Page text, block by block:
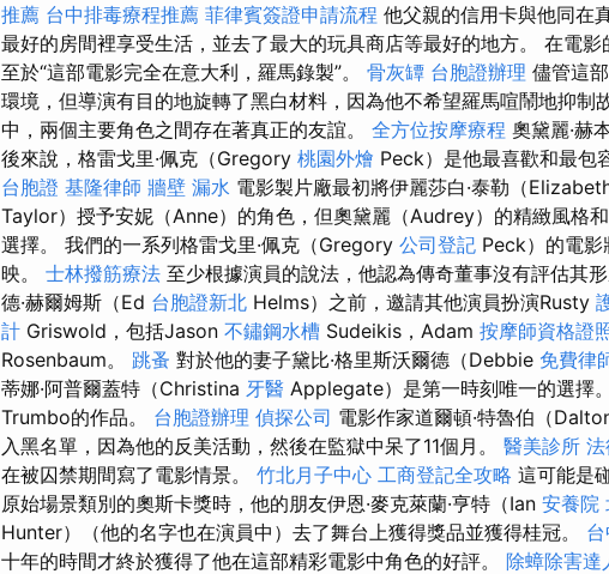
推薦 台中排毒療程推薦 菲律賓簽證申請流程 他父親的信用卡與他同在
最好的房間裡享受生活，並去了最大的玩具商店等最好的地方。 在電
至於“這部電影完全在意大利，羅馬錄製”。 骨灰罈 台胞證辦理 儘管這
環境，但導演有目的地旋轉了黑白材料，因為他不希望羅馬喧鬧地抑制
中，兩個主要角色之間存在著真正的友誼。 全方位按摩療程 奧黛麗·赫
後來說，格雷戈里·佩克（Gregory 桃園外燴 Peck）是他最喜歡和最包
台胞證 基隆律師 牆壁 漏水 電影製片廠最初將伊麗莎白·泰勒（
Taylor）授予安妮（Anne）的角色，但奧黛麗（Audrey）的精緻風格
選擇。 我們的一系列格雷戈里·佩克（Gregory 公司登記 Peck）的電影
映。 士林撥筋療法 至少根據演員的說法，他認為傳奇董事沒有評估其
德·赫爾姆斯（Ed 台胞證新北 Helms）之前，邀請其他演員扮演Rusty
計 Griswold，包括Jason 不鏽鋼水槽 Sudeikis，Adam 按摩師資格證
Rosenbaum。 跳蚤 對於他的妻子黛比·格里斯沃爾德（Debbie 免費律
蒂娜·阿普爾蓋特（Christina 牙醫 Applegate）是第一時刻唯一的選擇
Trumbo的作品。 台胞證辦理 偵探公司 電影作家道爾頓·特魯伯（
入黑名單，因為他的反美活動，然後在監獄中呆了11個月。 醫美診所
在被囚禁期間寫了電影情景。 竹北月子中心 工商登記全攻略 這可能是
原始場景類別的奧斯卡獎時，他的朋友伊恩·麥克萊蘭·亨特（Ian 安養院
Hunter）（他的名字也在演員中）去了舞台上獲得獎品並獲得桂冠。
十年的時間才終於獲得了他在這部精彩電影中角色的好評。 除蟑除害達